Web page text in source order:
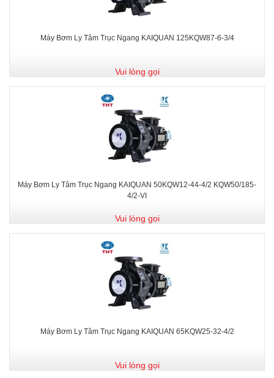
Máy Bơm Ly Tâm Trục Ngang KAIQUAN 125KQW87-6-3/4
Vui lòng gọi
Máy Bơm Ly Tâm Trục Ngang KAIQUAN 50KQW12-44-4/2 KQW50/185-
4/2-VI
Vui lòng gọi
Máy Bơm Ly Tâm Trục Ngang KAIQUAN 65KQW25-32-4/2
Vui lòng gọi